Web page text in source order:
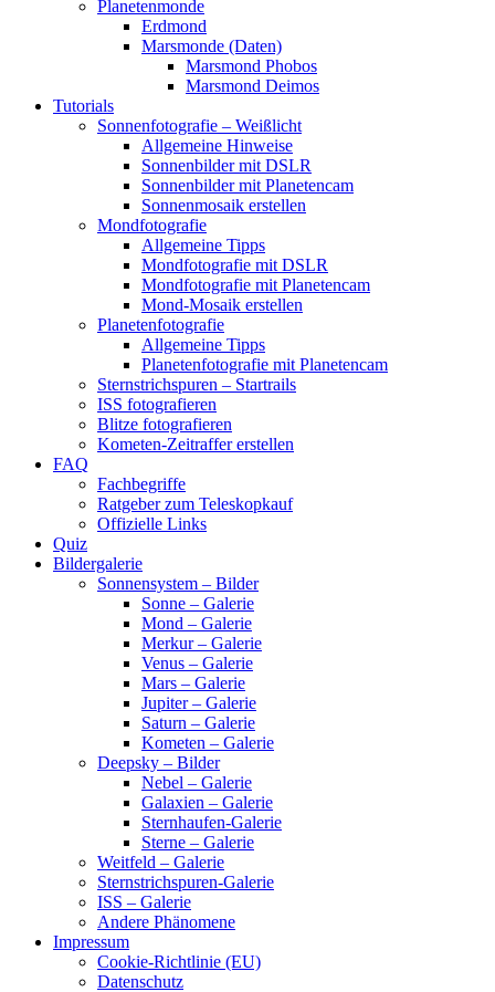
Planetenmonde
Erdmond
Marsmonde (Daten)
Marsmond Phobos
Marsmond Deimos
Tutorials
Sonnenfotografie – Weißlicht
Allgemeine Hinweise
Sonnenbilder mit DSLR
Sonnenbilder mit Planetencam
Sonnenmosaik erstellen
Mondfotografie
Allgemeine Tipps
Mondfotografie mit DSLR
Mondfotografie mit Planetencam
Mond-Mosaik erstellen
Planetenfotografie
Allgemeine Tipps
Planetenfotografie mit Planetencam
Sternstrichspuren – Startrails
ISS fotografieren
Blitze fotografieren
Kometen-Zeitraffer erstellen
FAQ
Fachbegriffe
Ratgeber zum Teleskopkauf
Offizielle Links
Quiz
Bildergalerie
Sonnensystem – Bilder
Sonne – Galerie
Mond – Galerie
Merkur – Galerie
Venus – Galerie
Mars – Galerie
Jupiter – Galerie
Saturn – Galerie
Kometen – Galerie
Deepsky – Bilder
Nebel – Galerie
Galaxien – Galerie
Sternhaufen-Galerie
Sterne – Galerie
Weitfeld – Galerie
Sternstrichspuren-Galerie
ISS – Galerie
Andere Phänomene
Impressum
Cookie-Richtlinie (EU)
Datenschutz